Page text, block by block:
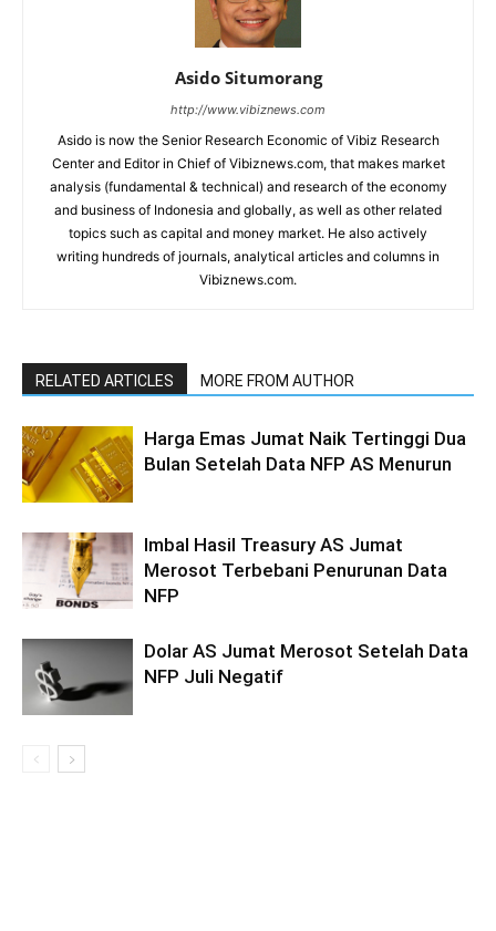
Asido Situmorang
http://www.vibiznews.com
Asido is now the Senior Research Economic of Vibiz Research
Center and Editor in Chief of Vibiznews.com, that makes market
analysis (fundamental & technical) and research of the economy
and business of Indonesia and globally, as well as other related
topics such as capital and money market. He also actively
writing hundreds of journals, analytical articles and columns in
Vibiznews.com.
RELATED ARTICLES MORE FROM AUTHOR
Harga Emas Jumat Naik Tertinggi Dua
Bulan Setelah Data NFP AS Menurun
Imbal Hasil Treasury AS Jumat
Merosot Terbebani Penurunan Data
NFP
Dolar AS Jumat Merosot Setelah Data
NFP Juli Negatif